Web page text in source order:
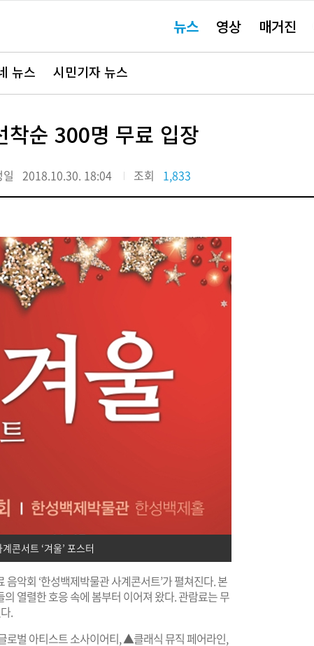
요뉴스 영상 매거진
뉴스 시민기자 뉴스
순 300명 무료 입장
2018.10.30. 18:04 조회 1,833
콘서트 ‘겨울’ 포스터
악회 ‘한성백제박물관 사계콘서트’가 펼쳐진다. 본
열렬한 호응 속에 봄부터 이어져 왔다. 관람료는 무
.
로벌 아티스트 소사이어티, ▲클래식 뮤직 페어라인,